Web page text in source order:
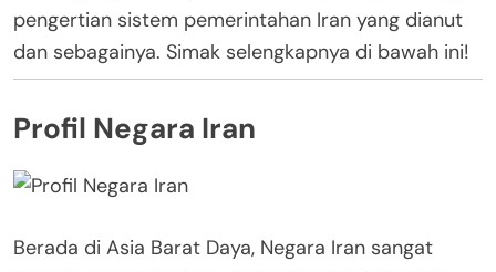
pengertian sistem pemerintahan Iran yang dianut
dan sebagainya. Simak selengkapnya di bawah ini!
Profil Negara Iran
Berada di Asia Barat Daya, Negara Iran sangat